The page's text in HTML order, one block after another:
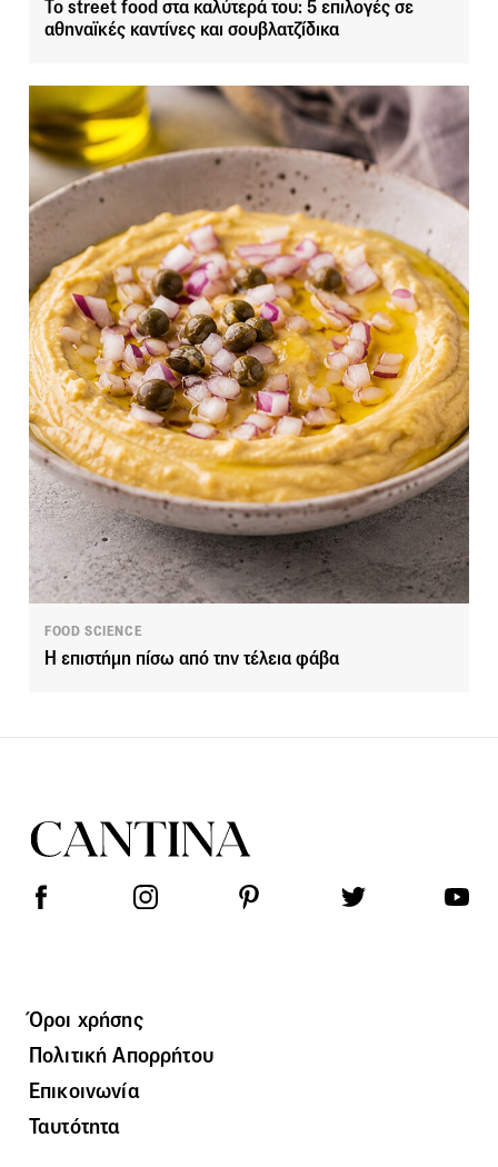
Το street food στα καλύτερά του: 5 επιλογές σε
αθηναϊκές καντίνες και σουβλατζίδικα
FOOD SCIENCE
Η επιστήμη πίσω από την τέλεια φάβα
Όροι χρήσης
Πολιτική Απορρήτου
Επικοινωνία
Ταυτότητα